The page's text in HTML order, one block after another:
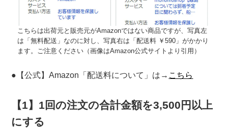
こちらは出荷元と販売元がAmazonではない商品ですが、写真左
は「無料配送」なのに対し、写真右は「配送料 ￥590」がかかり
ます。ご注意ください（画像はAmazon公式サイトより引用）
●【公式】Amazon「配送料について」は→ こちら
【1】1回の注文の合計金額を3,500円以上
にする